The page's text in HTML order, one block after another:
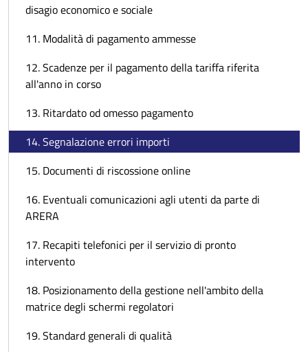
disagio economico e sociale
11. Modalità di pagamento ammesse
12. Scadenze per il pagamento della tariffa riferita
all'anno in corso
13. Ritardato od omesso pagamento
14. Segnalazione errori importi
15. Documenti di riscossione online
16. Eventuali comunicazioni agli utenti da parte di
ARERA
17. Recapiti telefonici per il servizio di pronto
intervento
18. Posizionamento della gestione nell'ambito della
matrice degli schermi regolatori
19. Standard generali di qualità